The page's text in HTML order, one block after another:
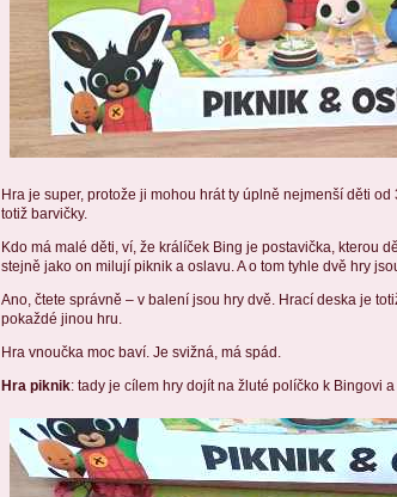
Hra je super, protože ji mohou hrát ty úplně nejmenší děti
totiž barvičky.
Kdo má malé děti, ví, že králíček Bing je postavička, kterou
stejně jako on milují piknik a oslavu. A o tom tyhle dvě hry
Ano, čtete správně – v balení jsou hry dvě. Hrací deska je
pokaždé jinou hru.
Hra vnoučka moc baví. Je svižná, má spád.
Hra piknik: tady je cílem hry dojít na žluté políčko k Bingovi